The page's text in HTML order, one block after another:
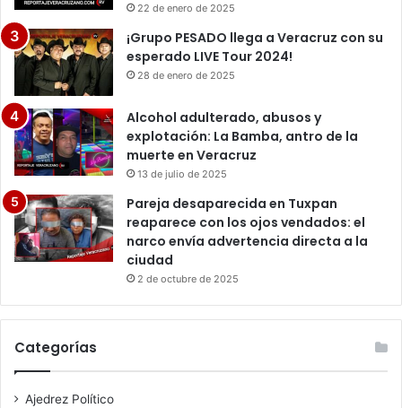
22 de enero de 2025
¡Grupo PESADO llega a Veracruz con su
esperado LIVE Tour 2024!
28 de enero de 2025
Alcohol adulterado, abusos y
explotación: La Bamba, antro de la
muerte en Veracruz
13 de julio de 2025
Pareja desaparecida en Tuxpan
reaparece con los ojos vendados: el
narco envía advertencia directa a la
ciudad
2 de octubre de 2025
Categorías
Ajedrez Político